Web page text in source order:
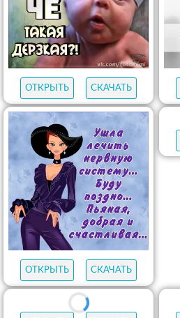
ОТКРЫТЬ СКАЧАТЬ
ОТКРЫТЬ СКАЧАТЬ